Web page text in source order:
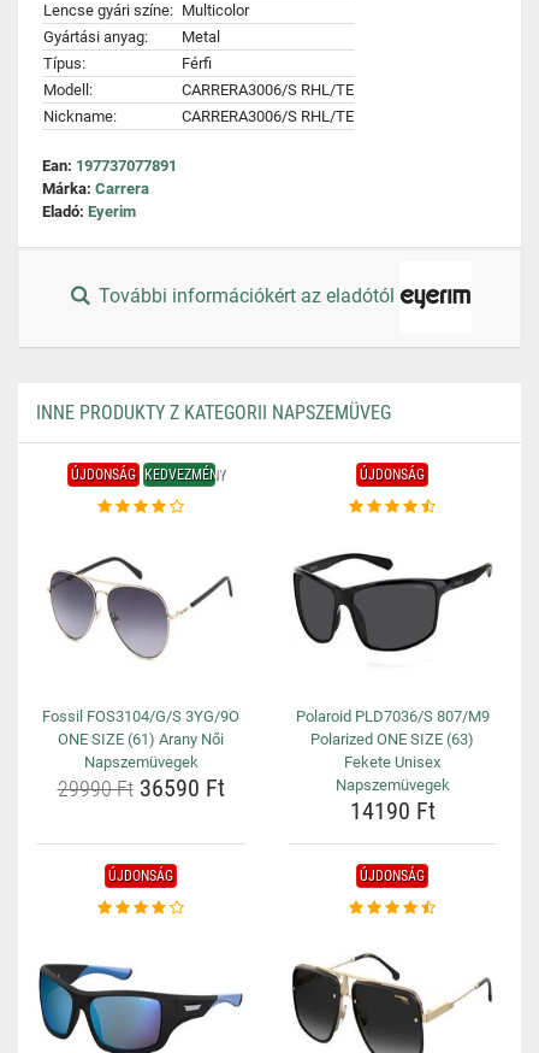
Lencse gyári színe: Multicolor
Gyártási anyag:
Metal
Típus:
Férfi
Modell:
CARRERA3006/S RHL/TE
Nickname:
CARRERA3006/S RHL/TE
Ean: 197737077891
Márka: Carrera
Eladó: Eyerim
További információkért az eladótól
INNE PRODUKTY Z KATEGORII NAPSZEMÜVEG
ÚJDONSÁG KEDVEZMÉNY
Fossil FOS3104/G/S 3YG/9O
ONE SIZE (61) Arany Női
Napszemüvegek
29990 Ft36590 Ft
ÚJDONSÁG
Polaroid PLD7036/S 807/M9
Polarized ONE SIZE (63)
Fekete Unisex
Napszemüvegek
14190 Ft
ÚJDONSÁG ÚJDONSÁG